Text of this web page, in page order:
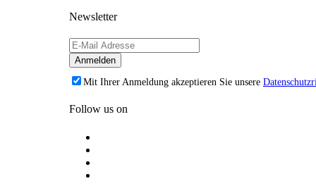
Newsletter
Mit Ihrer Anmeldung akzeptieren Sie unsere
Follow us on